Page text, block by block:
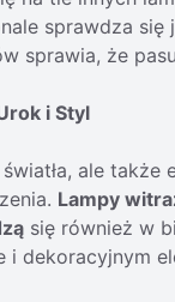
sprawdza się
sprawia, że
i Styl
ale
Lampy
się również w
dekoracyjnym